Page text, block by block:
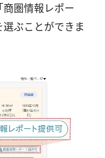
圏情報レポー
ぶことができま